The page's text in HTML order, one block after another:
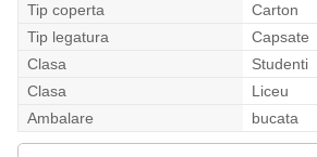
Tip coperta
Carton
Tip legatura
Capsate
Clasa
Studenti
Clasa
Liceu
Ambalare
bucata